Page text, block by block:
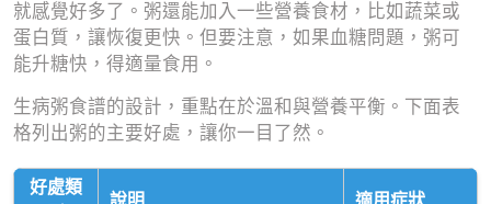
就感覺好多了。粥還能加入一些營養食材，比如蔬菜或
蛋白質，讓恢復更快。但要注意，如果血糖問題，粥可
能升糖快，得適量食用。
生病粥食譜的設計，重點在於溫和與營養平衡。下面表
格列出粥的主要好處，讓你一目了然。
好處類
說明 適用症狀